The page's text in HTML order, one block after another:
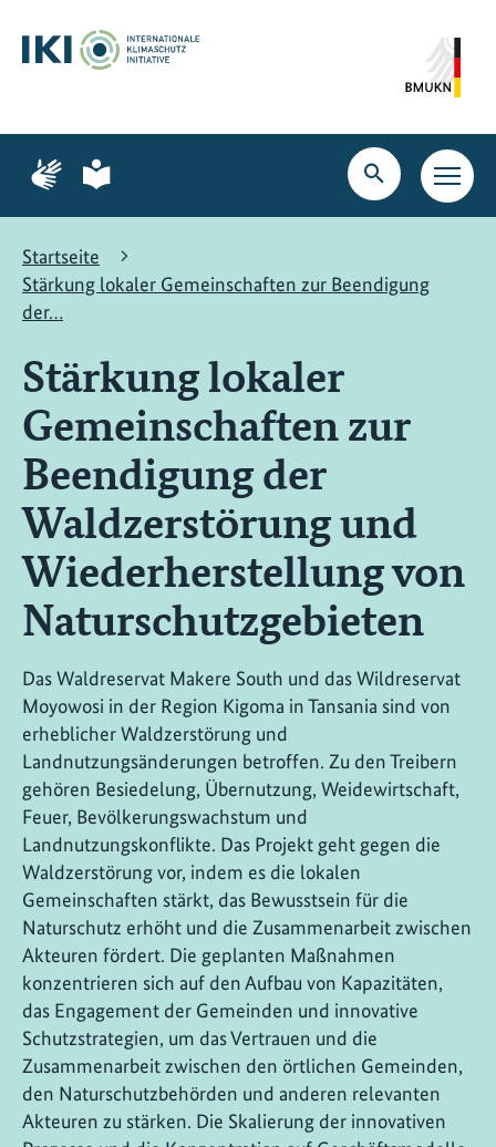
Hauptinhalt
springen
Suche
springen
Hauptnavigation
springen
Zur
Seite
Gebärdensprache
Zur
Seite
leichte
Suche
öffnen
Startseite
Stärkung lokaler Gemeinschaften zur Beendigung
der…
Stärkung lokaler
Gemeinschaften zur
Beendigung der
Waldzerstörung und
Wiederherstellung von
Naturschutzgebieten
Das Waldreservat Makere South und das Wildreservat
Moyowosi in der Region Kigoma in Tansania sind von
erheblicher Waldzerstörung und
Landnutzungsänderungen betroffen. Zu den Treibern
gehören Besiedelung, Übernutzung, Weidewirtschaft,
Feuer, Bevölkerungswachstum und
Landnutzungskonflikte. Das Projekt geht gegen die
Waldzerstörung vor, indem es die lokalen
Gemeinschaften stärkt, das Bewusstsein für die
Naturschutz erhöht und die Zusammenarbeit zwischen
Akteuren fördert. Die geplanten Maßnahmen
konzentrieren sich auf den Aufbau von Kapazitäten,
das Engagement der Gemeinden und innovative
Schutzstrategien, um das Vertrauen und die
Zusammenarbeit zwischen den örtlichen Gemeinden,
den Naturschutzbehörden und anderen relevanten
Akteuren zu stärken. Die Skalierung der innovativen